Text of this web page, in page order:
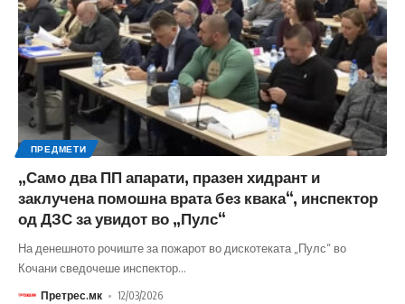
ПРЕДМЕТИ
„Само два ПП апарати, празен хидрант и
заклучена помошна врата без квака“, инспектор
од ДЗС за увидот во „Пулс“
На денешното рочиште за пожарот во дискотеката „Пулс“ во
Кочани сведочеше инспектор…
Претрес.мк 12/03/2026